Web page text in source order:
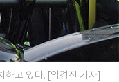
하고 있다. [임경진 기자]